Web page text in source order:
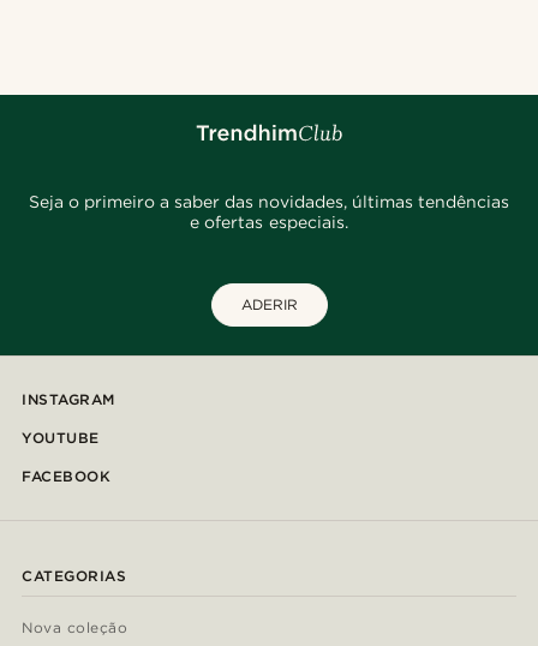
Seja o primeiro a saber das novidades, últimas tendências
e ofertas especiais.
ADERIR
INSTAGRAM
YOUTUBE
FACEBOOK
CATEGORIAS
Nova coleção